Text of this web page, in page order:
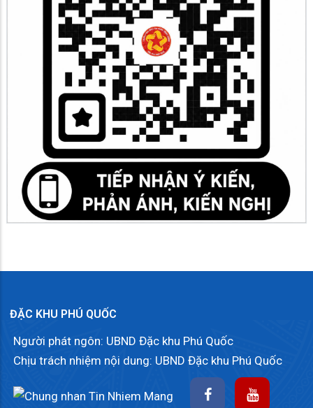
ĐẶC KHU PHÚ QUỐC
Người phát ngôn: UBND Đặc khu Phú Quốc
Chịu trách nhiệm nội dung: UBND Đặc khu Phú Quốc